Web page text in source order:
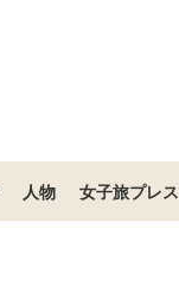
人物 女子旅プレス